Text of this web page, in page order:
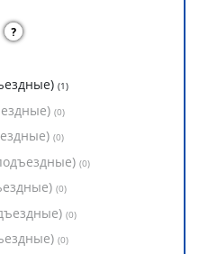
?
(1)
(0)
(0)
(0)
(0)
(0)
(0)